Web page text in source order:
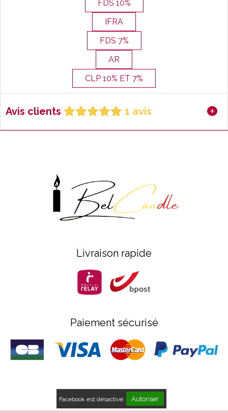
FDS 10%
IFRA
FDS 7%
AR
CLP 10% ET 7%
Avis clients 1 avis
Livraison rapide
Paiement sécurisé
Facebook est désactivé. Autoriser